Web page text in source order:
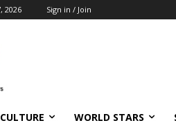
2026 Sign in / Join
CULTURE WORLD STARS